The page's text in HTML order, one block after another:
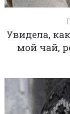
Увидела,
мой чай,